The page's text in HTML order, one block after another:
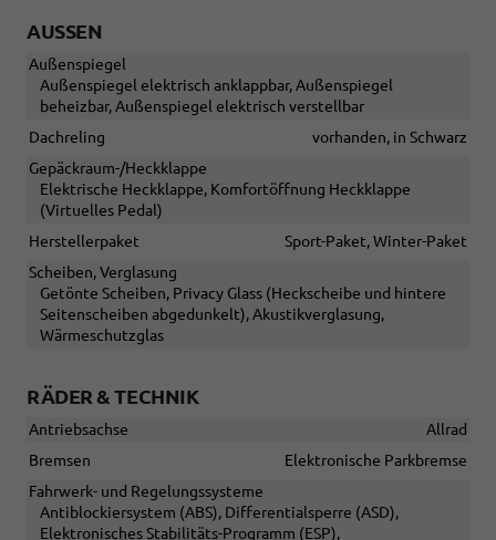
AUSSEN
Außenspiegel
Außenspiegel elektrisch anklappbar, Außenspiegel
beheizbar, Außenspiegel elektrisch verstellbar
Dachreling
vorhanden, in Schwarz
Gepäckraum-/Heckklappe
Elektrische Heckklappe, Komfortöffnung Heckklappe
(Virtuelles Pedal)
Herstellerpaket
Sport-Paket, Winter-Paket
Scheiben, Verglasung
Getönte Scheiben, Privacy Glass (Heckscheibe und hintere
Seitenscheiben abgedunkelt), Akustikverglasung,
Wärmeschutzglas
RÄDER & TECHNIK
Antriebsachse
Allrad
Bremsen
Elektronische Parkbremse
Fahrwerk- und Regelungssysteme
Antiblockiersystem (ABS), Differentialsperre (ASD),
Elektronisches Stabilitäts-Programm (ESP),